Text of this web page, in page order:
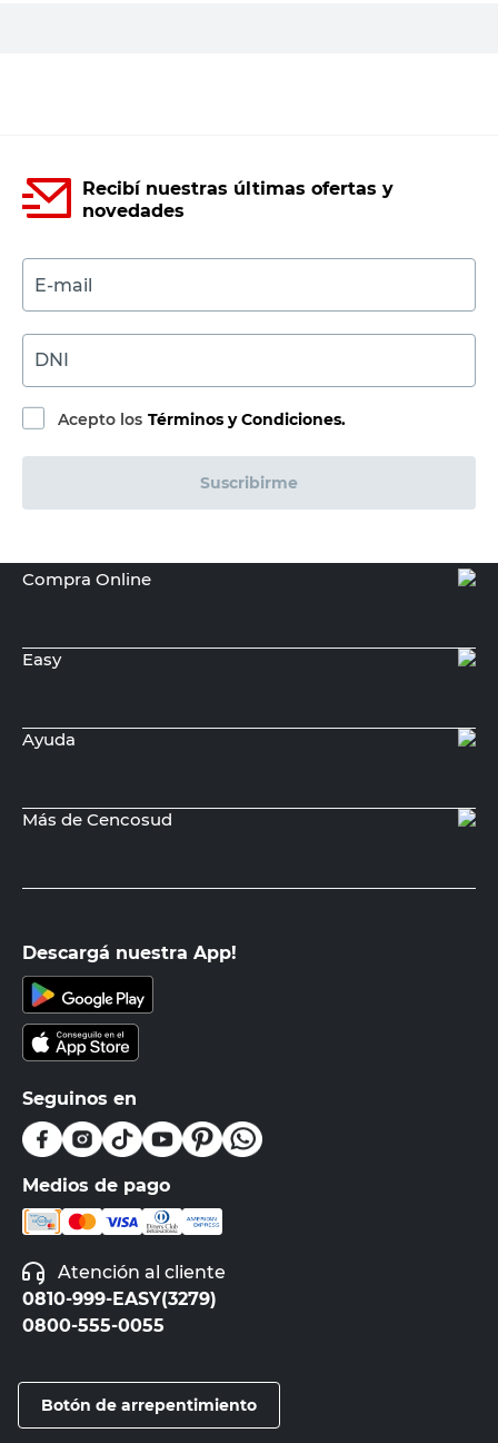
Recibí nuestras últimas ofertas y
novedades
E-mail
DNI
Acepto los Términos y Condiciones.
Suscribirme
Compra Online
Easy
Ayuda
Más de Cencosud
Descargá nuestra App!
Seguinos en
Medios de pago
Atención al cliente
0810-999-EASY(3279)
0800-555-0055
Botón de arrepentimiento